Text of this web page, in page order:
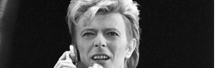
Untermenü
Untermenü